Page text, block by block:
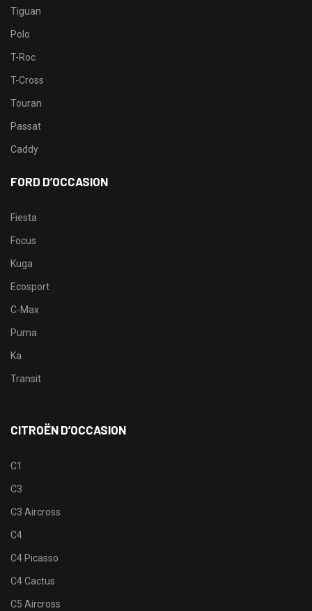
Tiguan
Polo
T-Roc
T-Cross
Touran
Passat
Caddy
FORD D’OCCASION
Fiesta
Focus
Kuga
Ecosport
C-Max
Puma
Ka
Transit
CITROËN D’OCCASION
C1
C3
C3 Aircross
C4
C4 Picasso
C4 Cactus
C5 Aircross